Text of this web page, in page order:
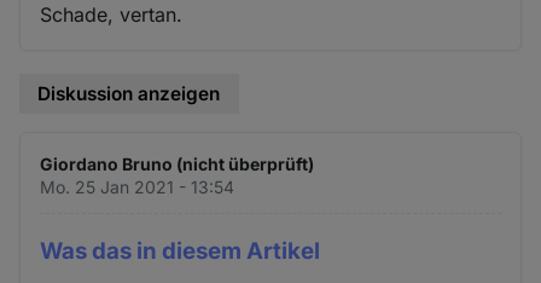
Schade, vertan.
Diskussion anzeigen
Giordano Bruno (nicht überprüft)
Mo. 25 Jan 2021 - 13:54
Was das in diesem Artikel